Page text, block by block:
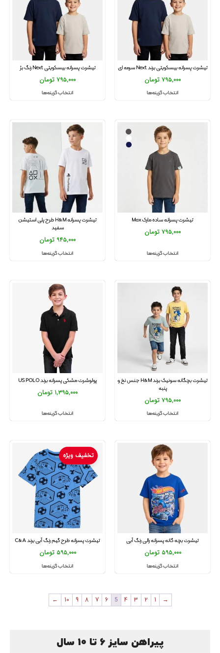
تیشرت پسرانه بیسکویتی برند Next سرمه ای
795,000تومان
انتخاب گزینه‌ها
تیشرت پسرانه بیسکویتی Next رنگ بژ
795,000تومان
انتخاب گزینه‌ها
تیشرت پسرانه ساده مارک Max
795,000تومان
انتخاب گزینه‌ها
تیشرت پسرانه H&M طرح پلی استیشن
سفید
945,000 تومان
انتخاب گزینه‌ها
تیشرت بچگانه سونیک برند H&M جنس نخ و
پنبه
795,000تومان
انتخاب گزینه‌ها
پولوشرت مشکی پسرانه برند US POLO
1,395,000 تومان
انتخاب گزینه‌ها
تیشرت بچه گانه پسرانه رالی رنگ آبی
595,000 تومان
انتخاب گزینه‌ها
تخفیف ویژه
تیشرت پسرانه طرح گیم رنگ آبی برند C&A
595,000 تومان
انتخاب گزینه‌ها
→
1
2
3
4
5
6
7
8
9
10
←
پیراهن سایز 6 تا 10 سال